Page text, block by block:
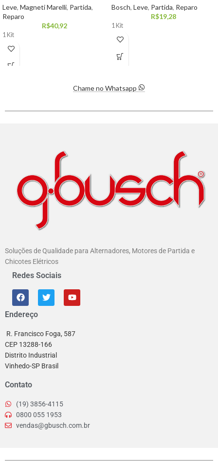
Leve, Magneti Marelli, Partida,
Reparo
R$40,92
1 Kit
Bosch, Leve, Partida, Reparo
R$19,28
1 Kit
Chame no Whatsapp
Soluções de Qualidade para Alternadores, Motores de Partida e
Chicotes Elétricos
Redes Sociais
Endereço
R. Francisco Foga, 587
CEP 13288-166
Distrito Industrial
Vinhedo-SP Brasil
Contato
(19) 3856-4115
0800 055 1953
vendas@gbusch.com.br